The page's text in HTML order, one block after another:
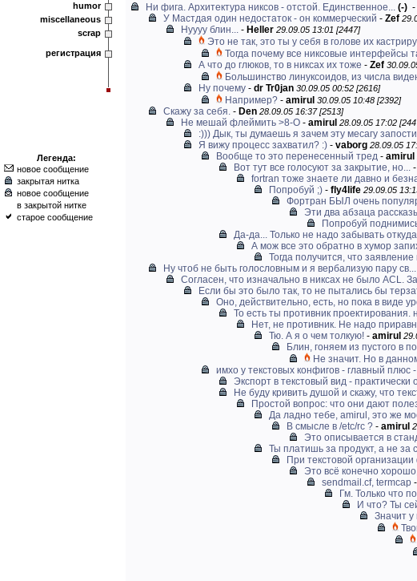
humor
miscellaneous
scrap
регистрация
Легенда:
новое сообщение
закрытая нитка
новое сообщение
в закрытой нитке
старое сообщение
Ни фига. Архитектура никсов - отстой. Единственное... (-) -
У Мастдая один недостаток - он коммерческий - Zef
Нуууу блин... - Heller 29.09.05 13:01 [2447]
Это не так, это ты у себя в голове их
Тогда почему все никсовые интерфейсы
А что до глюков, то в никсах их тоже - Zef
Большинство линуксоидов, из числа
Ну почему - dr Tr0jan 30.09.05 00:52 [2616]
Например? - amirul 30.09.05 10:48 [2392]
Скажу за себя. - Den 28.09.05 16:37 [2513]
Не мешай флеймить >8-O - amirul 28.09.05 17:02
:))) Дык, ты думаешь я зачем эту месагу
Я вижу процесс захватил? :) - vaborg 28.09.05
Вообще то это перенесенный тред - amirul
Вот тут все голосуют за закрытие, но... -
fortran тоже знаете ли давно и
Попробуй ;) - fly4life 29.09.05
Фортран БЫЛ очень
Эти два абзаца
Попробуй
Да-да... Только не надо забывать
А мож все это обратно в хумор
Тогда получится, что
Ну чтоб не быть голословным и я вербализую пару св...
Согласен, что изначально в никсах не было ACL.
Если бы это было так, то не пытались бы
Оно, действительно, есть, но пока в виде
То есть ты противник проектирования.
Нет, не противник. Не надо
Тю. А я о чем толкую! - amirul
Блин, гоняем из пустого в
Не значит. Но в
имхо у текстовых конфигов - главный плюс
Экспорт в текстовый вид - практически
Не буду кривить душой и скажу, что
Простой вопрос: что они дают
Да ладно тебе, amirul, это же
В смысле в /etc/rc ? - amirul
Это описывается в
Ты платишь за продукт, а не за
При текстовой
Это всё конечно
sendmail.cf, termcap -
Гм. Только что
И что? Ты
Значит